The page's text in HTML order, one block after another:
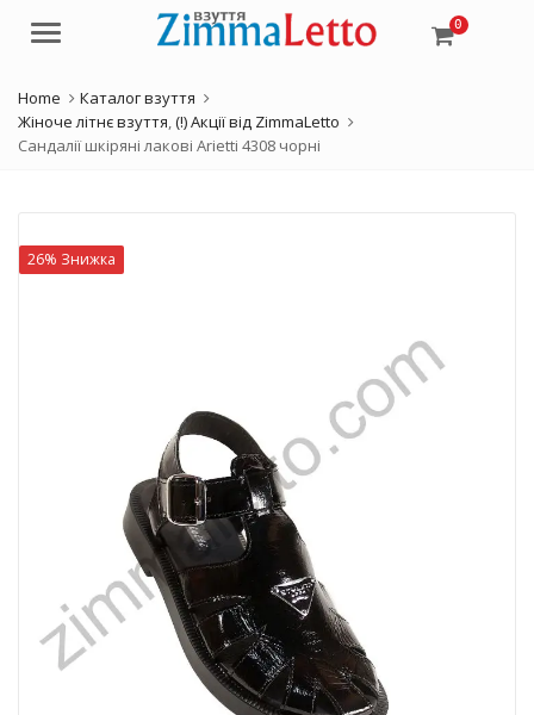
Menu 0
Home
Каталог взуття
Жіноче літнє взуття,(!) Акції від ZimmaLetto
Сандалії шкіряні лакові Arietti 4308 чорні
26% Знижка